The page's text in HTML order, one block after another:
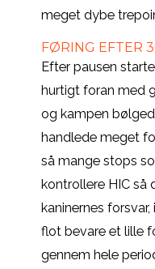
meget dybe
FØRING EFTER
Efter pausen
hurtigt foran med
og kampen
handlede meget
så mange stops
kontrollere HIC så
kaninernes
flot bevare et lille
gennem hele